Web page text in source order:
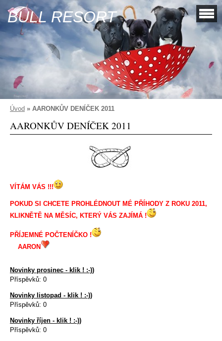
BULL RESORT
Úvod » AARONKŮV DENÍČEK 2011
AARONKŮV DENÍČEK 2011
VÍTÁM VÁS !!!
POKUD SI CHCETE PROHLÉDNOUT MÉ PŘÍHODY Z ROKU 2011,
KLIKNĚTĚ NA MĚSÍC, KTERÝ VÁS ZAJÍMÁ !
PŘÍJEMNÉ POČTENÍČKO !
AARON
Novinky prosinec - klik ! :-))
Příspěvků: 0
Novinky listopad - klik ! :-))
Příspěvků: 0
Novinky říjen - klik ! :-))
Příspěvků: 0